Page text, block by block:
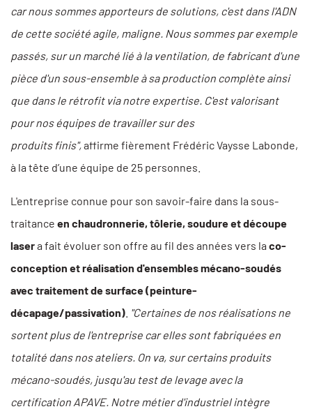
car nous sommes apporteurs de solutions, c'est dans l'ADN
de cette société agile, maligne. Nous sommes par exemple
passés, sur un marché lié à la ventilation, de fabricant d'une
pièce d'un sous-ensemble à sa production complète ainsi
que dans le rétrofit via notre expertise. C'est valorisant
pour nos équipes de travailler sur des
produits finis",affirme fièrement Frédéric Vaysse Labonde,
à la tête d’une équipe de 25 personnes.
L'entreprise connue pour son savoir-faire dans la sous-
traitance en chaudronnerie, tôlerie, soudure et découpe
lasera fait évoluer son offre au fil des années vers la co-
conception et réalisation d'ensembles mécano-soudés
avec traitement de surface (peinture-
décapage/passivation) "Certaines de nos réalisations ne
sortent plus de l'entreprise car elles sont fabriquées en
totalité dans nos ateliers. On va, sur certains produits
mécano-soudés, jusqu'au test de levage avec la
certification APAVE. Notre métier d'industriel intègre